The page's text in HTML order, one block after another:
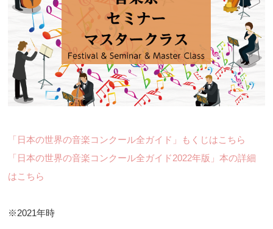
「日本の世界の音楽コンクール全ガイド」もくじはこちら
「日本の世界の音楽コンクール全ガイド2022年版」本の詳細
はこちら
※2021年時